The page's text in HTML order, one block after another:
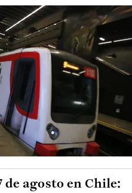
agosto en Chile: